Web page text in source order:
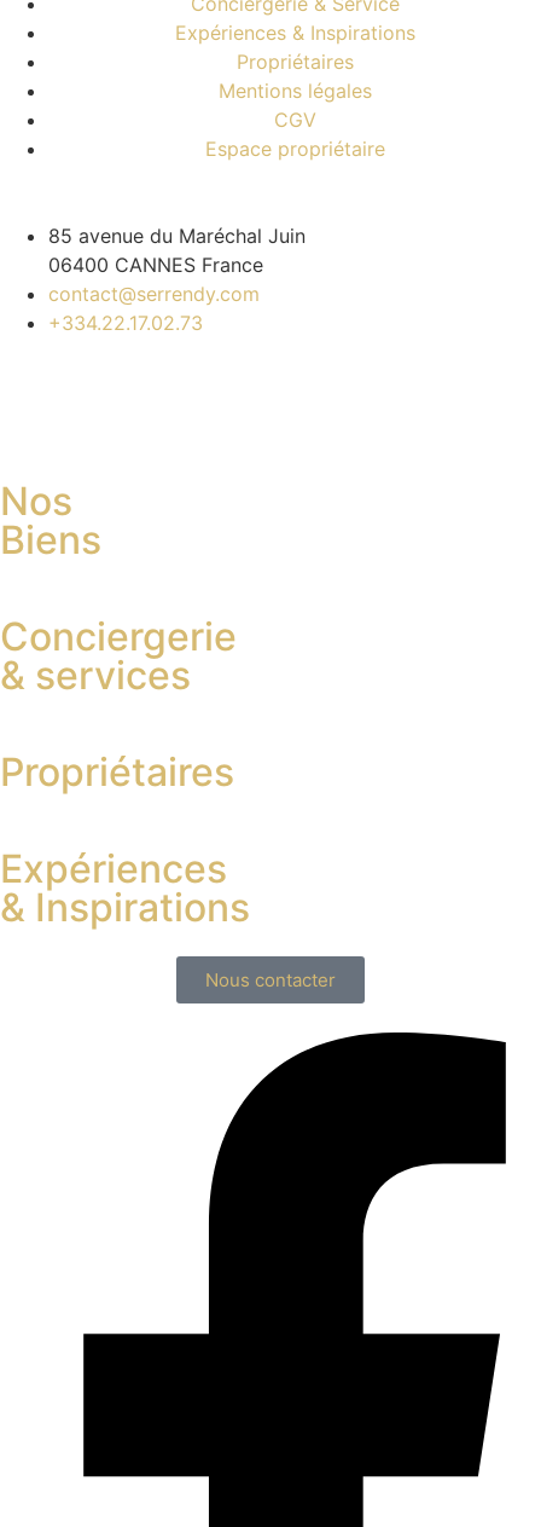
Expériences & Inspirations
Propriétaires
Mentions légales
CGV
Espace propriétaire
85 avenue du Maréchal Juin
06400 CANNES France
contact@serrendy.com
+334.22.17.02.73
Nos
Biens
Conciergerie
& services
Propriétaires
Expériences
& Inspirations
Nous contacter